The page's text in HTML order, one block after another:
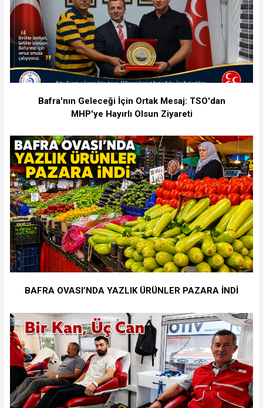
Bafra'nın Geleceği İçin Ortak Mesaj: TSO'dan
MHP'ye Hayırlı Olsun Ziyareti
BAFRA OVASI’NDA YAZLIK ÜRÜNLER PAZARA İNDİ